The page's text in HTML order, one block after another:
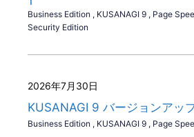
Business Edition , KUSANAGI 9 , Page
Security Edition
2026年7月30日
KUSANAGI 9 バージョンアッ
Business Edition , KUSANAGI 9 , Page